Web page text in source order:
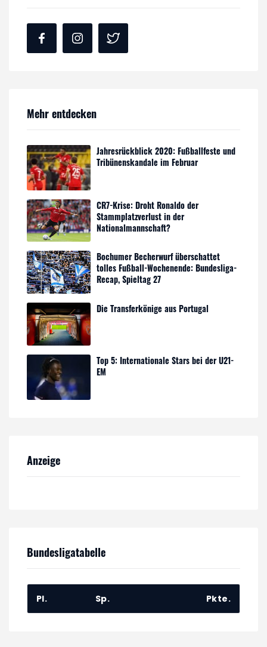
Mehr entdecken
Jahresrückblick 2020: Fußballfeste und
Tribünenskandale im Februar
CR7-Krise: Droht Ronaldo der
Stammplatzverlust in der
Nationalmannschaft?
Bochumer Becherwurf überschattet
tolles Fußball-Wochenende: Bundesliga-
Recap, Spieltag 27
Die Transferkönige aus Portugal
Top 5: Internationale Stars bei der U21-
EM
Anzeige
Bundesligatabelle
Pl. Sp. Pkte.